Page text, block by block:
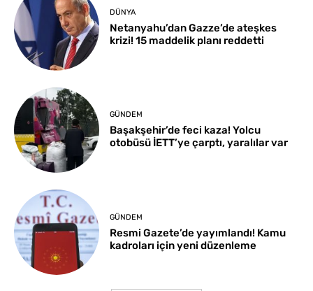
DÜNYA
Netanyahu’dan Gazze’de ateşkes
krizi! 15 maddelik planı reddetti
GÜNDEM
Başakşehir’de feci kaza! Yolcu
otobüsü İETT’ye çarptı, yaralılar var
GÜNDEM
Resmi Gazete’de yayımlandı! Kamu
kadroları için yeni düzenleme